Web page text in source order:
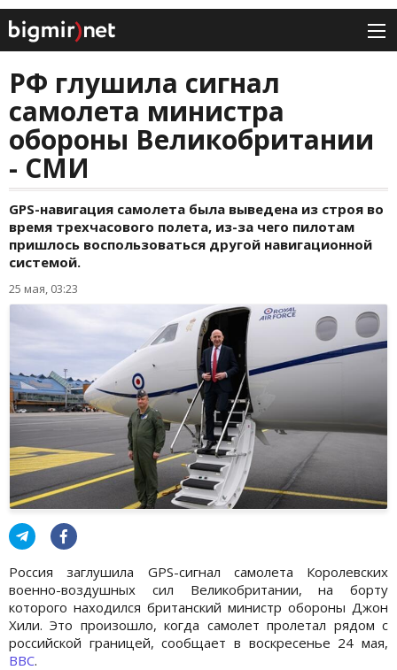
РФ глушила сигнал
самолета министра
обороны Великобритании
- СМИ
GPS-навигация самолета была выведена из строя во
время трехчасового полета, из-за чего пилотам
пришлось воспользоваться другой навигационной
системой.
25 мая, 03:23
Россия заглушила GPS-сигнал самолета Королевских
военно-воздушных сил Великобритании, на борту
которого находился британский министр обороны Джон
Хили. Это произошло, когда самолет пролетал рядом с
российской границей, сообщает в воскресенье 24 мая,
BBC.